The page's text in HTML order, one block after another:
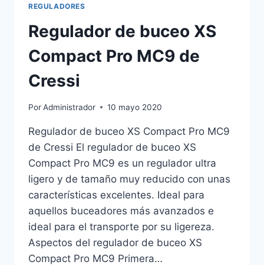
MARES
REGULADORES
Regulador de buceo XS
Compact Pro MC9 de
Cressi
PorAdministrador 10 mayo 2020
Regulador de buceo XS Compact Pro MC9
de Cressi El regulador de buceo XS
Compact Pro MC9 es un regulador ultra
ligero y de tamaño muy reducido con unas
características excelentes. Ideal para
aquellos buceadores más avanzados e
ideal para el transporte por su ligereza.
Aspectos del regulador de buceo XS
Compact Pro MC9 Primera…